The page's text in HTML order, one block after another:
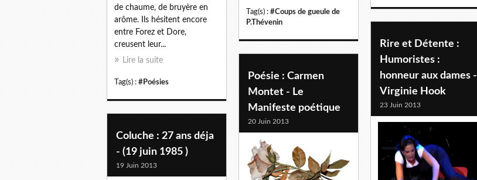
Tag(s) : #Coups de gueule de
P.Thévenin
de chaume, de bruyère en
arôme. Ils hésitent encore
entre Forez et Dore,
creusent leur...
Lire la suite
Tag(s) : #Poésies
Rire et Détente :
Humoristes :
honneur aux dames -
Virginie Hook
23 Juin 2013
Poésie : Carmen
Montet - Le
Manifeste poétique
20 Juin 2013
Coluche : 27 ans déja
- (19 juin 1985 )
19 Juin 2013